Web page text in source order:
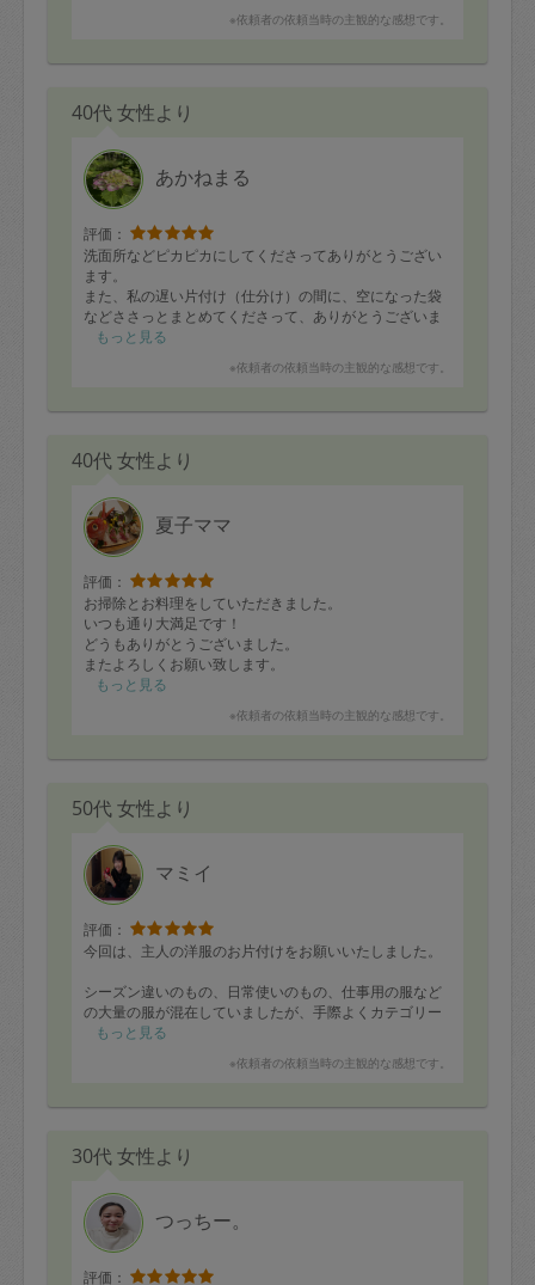
※依頼者の依頼当時の主観的な感想です。
40代 女性より
あかねまる
評価：
洗面所などピカピカにしてくださってありがとうござい
ます。
また、私の遅い片付け（仕分け）の間に、空になった袋
などささっとまとめてくださって、ありがとうございま
す。もっと見る
※依頼者の依頼当時の主観的な感想です。
40代 女性より
夏子ママ
評価：
お掃除とお料理をしていただきました。
いつも通り大満足です！
どうもありがとうございました。
またよろしくお願い致します。
もっと見る
※依頼者の依頼当時の主観的な感想です。
50代 女性より
マミイ
評価：
今回は、主人の洋服のお片付けをお願いいたしました。
シーズン違いのもの、日常使いのもの、仕事用の服など
の大量の服が混在していましたが、手際よくカテゴリー
分けして、お片付けしてくださいました。
整理整頓は、とても綺麗にしていただき、現在の服の量
います。
探し物がこれで激減しそうで、ストレスなく朝の支度も
今回もありがとうございました！
もっと見る
※依頼者の依頼当時の主観的な感想です。
30代 女性より
つっちー。
評価：